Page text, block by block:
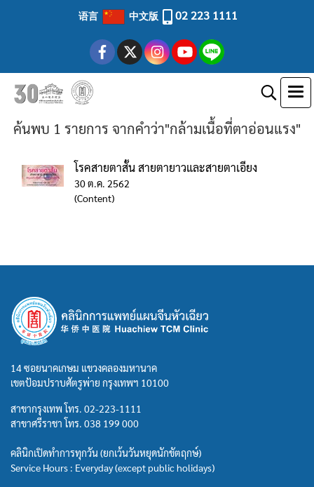
语言 中文版 02 223 1111
ค้นพบ 1 รายการ จากคำว่า"กล้ามเนื้อที่ตาอ่อนแรง"
โรคสายตาสั้น สายตายาวและสายตาเอียง
30 ต.ค. 2562
(Content)
14 ซอยนาคเกษม แขวงคลองมหานาค
เขตป้อมปราบศัตรูพ่าย กรุงเทพฯ 10100
สาขากรุงเทพ โทร. 02-223-1111
สาขาศรีราชา โทร. 038 199 000
คลินิกเปิดทำการทุกวัน (ยกเว้นวันหยุดนักขัตฤกษ์)
Service Hours : Everyday (except public holidays)